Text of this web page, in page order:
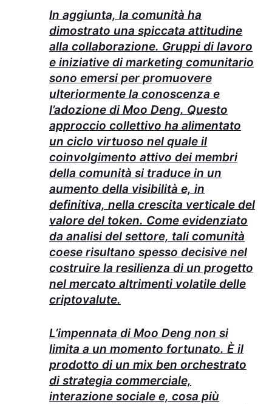
In aggiunta, la comunità ha
dimostrato una spiccata attitudine
alla collaborazione. Gruppi di lavoro
e iniziative di marketing comunitario
sono emersi per promuovere
ulteriormente la conoscenza e
l’adozione di Moo Deng. Questo
approccio collettivo ha alimentato
un ciclo virtuoso nel quale il
coinvolgimento attivo dei membri
della comunità si traduce in un
aumento della visibilità e, in
definitiva, nella crescita verticale del
valore del token. Come evidenziato
da analisi del settore, tali comunità
coese risultano spesso decisive nel
costruire la resilienza di un progetto
nel mercato altrimenti volatile delle
criptovalute.
L’impennata di Moo Deng non si
limita a un momento fortunato. È il
prodotto di un mix ben orchestrato
di strategia commerciale,
interazione sociale e, cosa più